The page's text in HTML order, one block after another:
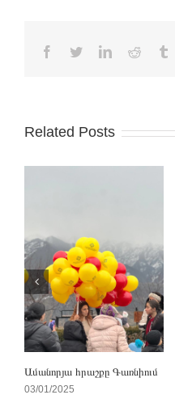
Facebook
TwitterLinkedinReddit
Related Posts
Ամանորյա հրաշքը Գառնիում
03/01/2025